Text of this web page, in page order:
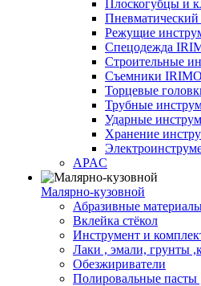
Плоскогубцы и
Режущие
Спецодежда
Строительные
Съемники IRIMO
Торцевые
Трубные
Ударные
Хранение
APAC
Малярно-кузовной
Абразивные
Вклейка стёкол
Инструмент и
Лаки , эмали, грунты
Обезжириватели
Полировальные